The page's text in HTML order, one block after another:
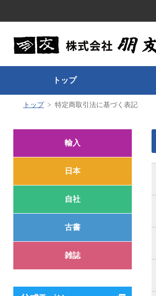
トップ
トップ 特定商取引法に基づく表記
輸入
日本
自社
古書
雑誌